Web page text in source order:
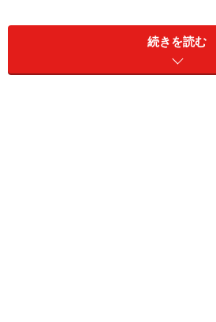
認］からアップデートします。
続きを読む